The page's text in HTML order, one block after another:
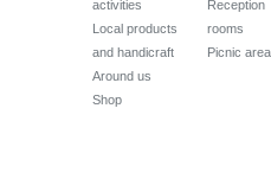
activities
Local products
and handicraft
Around us
Shop
Reception
rooms
Picnic